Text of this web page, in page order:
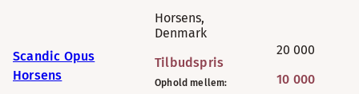
Scandic Opus
Horsens
Horsens,
Denmark
Tilbudspris
Ophold mellem:
20 000
10 000